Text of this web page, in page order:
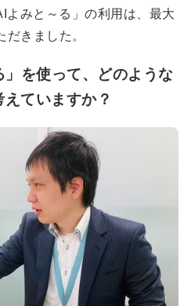
よみと～る」の利用は、最大
きました。
を使って、どのような
ていますか？